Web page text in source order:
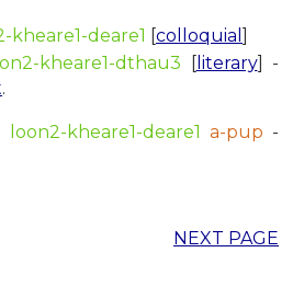
kheare1-deare1 [colloquial ]
kheare1-dthau3 [literary] -
.
loon2-kheare1-deare1 a-pup -
NEXT PAGE